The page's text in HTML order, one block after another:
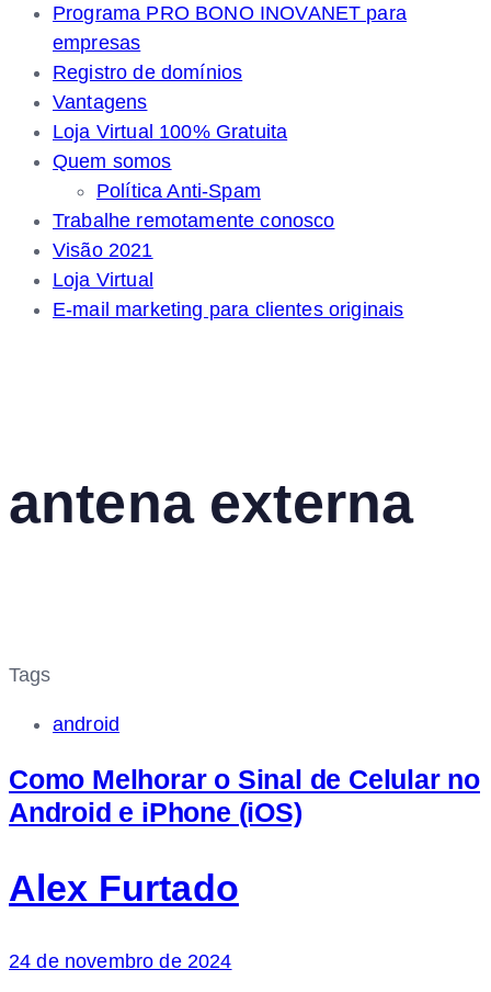
Programa PRO BONO INOVANET para
empresas
Registro de domínios
Vantagens
Loja Virtual 100% Gratuita
Quem somos
Política Anti-Spam
Trabalhe remotamente conosco
Visão 2021
Loja Virtual
E-mail marketing para clientes originais
antena externa
Tags
android
Como Melhorar o Sinal de Celular no
Android e iPhone (iOS)
Alex Furtado
24 de novembro de 2024